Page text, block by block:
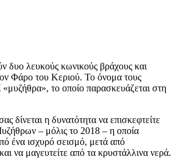
δυο λευκούς κωνικούς βράχους και
Φάρο του Κεριού. Το όνομα τους
«μυζήθρα», το οποίο παρασκευάζεται στη
δίνεται η δυνατότητα να επισκεφτείτε
– μόλις το 2018 – η οποία
ένα ισχυρό σεισμό, μετά από
να μαγευτείτε από τα κρυστάλλινα νερά.